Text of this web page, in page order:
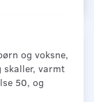
og voksne,
skaller, varmt
50, og